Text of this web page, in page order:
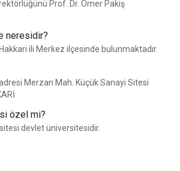
Prof. Dr. Ömer Pakiş
neresidir?
ili Merkez ilçesinde bulunmaktadır.
Merzan Mah. Küçük Sanayi Sitesi
özel mi?
devlet üniversitesidir.